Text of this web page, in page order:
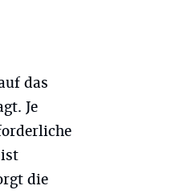
das
Je
die